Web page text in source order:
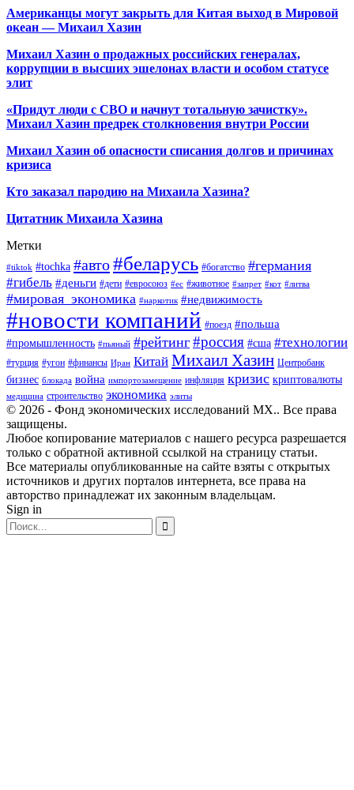
Американцы могут закрыть для Китая выход в Мировой
океан — Михаил Хазин
Михаил Хазин о продажных российских генералах,
коррупции в высших эшелонах власти и особом статусе
элит
«Придут люди с СВО и начнут тотальную зачистку».
Михаил Хазин предрек столкновения внутри России
Михаил Хазин об опасности списания долгов и причинах
кризиса
Кто заказал пародию на Михаила Хазина?
Цитатник Михаила Хазина
Метки
#tiktok #tochka #авто#беларусь #богатство #германия
#гибель #деньги #дети #евросоюз #ес #животное #запрет #кот #литва
#мировая_экономика #наркотик #недвижимость
#новости компаний #поезд #польша
#промышленность #пьяный #рейтинг #россия #сша #технологии
#турция #угон #финансы Иран Китай Михаил Хазин Центробанк
бизнес блокада война импортозамещение инфляция кризис криптовалюты
медицина строительство экономика элиты
© 2026 - Фонд экономических исследований МХ.. Все права
защищены.
Любое копирование материалов с нашего ресурса разрешается
только с обратной активной ссылкой на страницу статьи.
Все материалы опубликованные на сайте взяты с открытых
источников и других порталов интернета, все права на
авторство принадлежат их законным владельцам.
Sign in